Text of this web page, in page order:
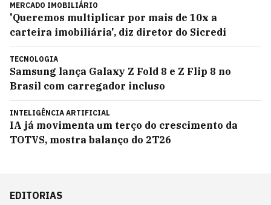
MERCADO IMOBILIÁRIO
'Queremos multiplicar por mais de 10x a
carteira imobiliária', diz diretor do Sicredi
TECNOLOGIA
Samsung lança Galaxy Z Fold 8 e Z Flip 8 no
Brasil com carregador incluso
INTELIGÊNCIA ARTIFICIAL
IA já movimenta um terço do crescimento da
TOTVS, mostra balanço do 2T26
EDITORIAS